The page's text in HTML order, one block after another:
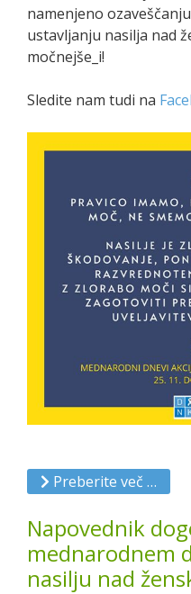
namenjeno
ustavljanju nasilja nad
močnejše_i!
Sledite nam tudi na
Preberite več …
Napovednik
mednarodnem
nasilju nad